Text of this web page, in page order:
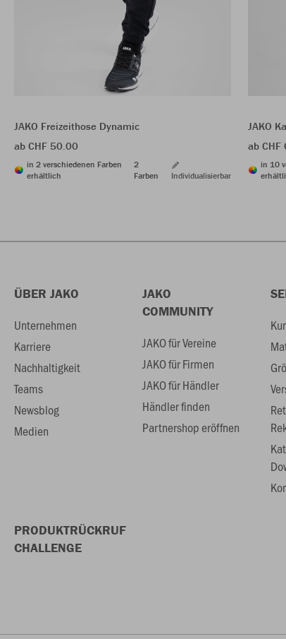
JAKO Freizeithose Dynamic
ab CHF 50.00
in 2 verschiedenen Farben
erhältlich
2
Farben
Individualisierbar
JAKO
ab
in 10
ÜBER JAKO
Unternehmen
Karriere
Nachhaltigkeit
Teams
Newsblog
Medien
JAKO
COMMUNITY
JAKO für Vereine
JAKO für Firmen
JAKO für Händler
Händler finden
Partnershop eröffnen
PRODUKTRÜCKRUF
CHALLENGE